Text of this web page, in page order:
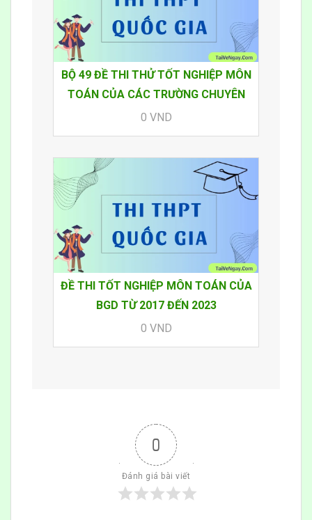
BỘ 49 ĐỀ THI THỬ TỐT NGHIỆP MÔN
TOÁN CỦA CÁC TRƯỜNG CHUYÊN
0 VND
ĐỀ THI TỐT NGHIỆP MÔN TOÁN CỦA
BGD TỪ 2017 ĐẾN 2023
0 VND
0
Đánh giá bài viết